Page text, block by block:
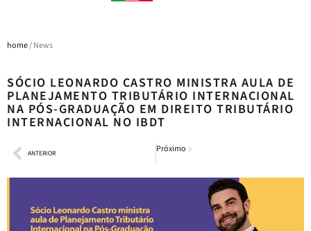
home/ News
SÓCIO LEONARDO CASTRO MINISTRA AULA DE
PLANEJAMENTO TRIBUTÁRIO INTERNACIONAL
NA PÓS-GRADUAÇÃO EM DIREITO TRIBUTÁRIO
INTERNACIONAL NO IBDT
ANTERIOR Próximo